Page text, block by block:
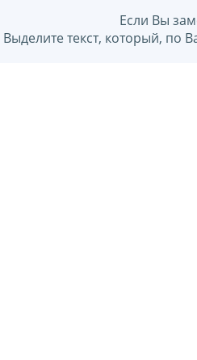
Если Вы
Выделите текст, который,